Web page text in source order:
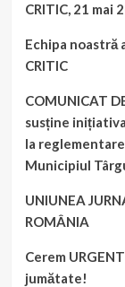
CRITIC, 21 mai
Echipa noastră
CRITIC
COMUNICAT
susține
la
Municipiul
UNIUNEA
ROMÂNIA
Cerem
jumătate!